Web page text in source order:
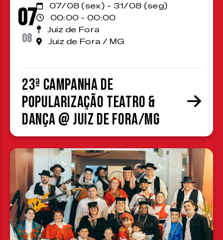
07
08
07/08 (sex) - 31/08 (seg)
00:00 - 00:00
Juiz de Fora
Juiz de Fora / MG
23ª Campanha de
Popularização Teatro &
Dança @ Juiz de Fora/MG